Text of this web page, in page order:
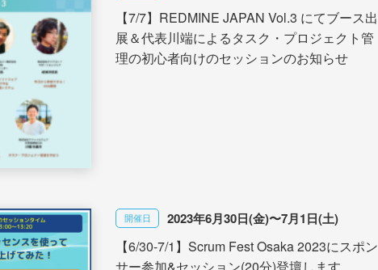
【7/7】REDMINE JAPAN Vol.3 にてブース出
展＆代表川端によるタスク・プロジェクト管
理の初心者向けのセッションのお知らせ
開催日 2023年6月30日(金)〜7月1日(土)
【6/30-7/1】Scrum Fest Osaka 2023にスポン